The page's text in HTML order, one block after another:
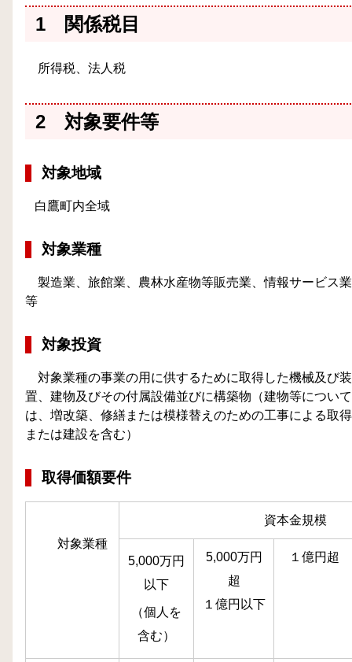
1 関係税目
所得税、法人税
2 対象要件等
対象地域
白鷹町内全域
対象業種
製造業、旅館業、農林水産物等販売業、情報サービス業
等
対象投資
対象業種の事業の用に供するために取得した機械及び装
置、建物及びその付属設備並びに構築物（建物等について
は、増改築、修繕または模様替えのための工事による取得
または建設を含む）
取得価額要件
対象業種
資本金規模
5,000万円
以下
（個人を
含む）
5,000万円
超
１億円以下
１億円超